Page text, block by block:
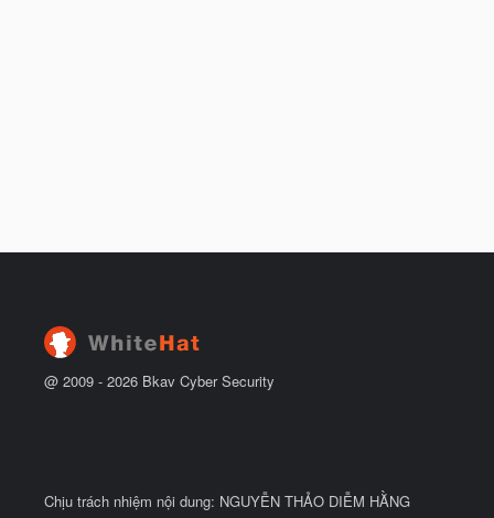
@ 2009 - 2026 Bkav Cyber Security
Chịu trách nhiệm nội dung: NGUYỄN THẢO DIỄM HẰNG